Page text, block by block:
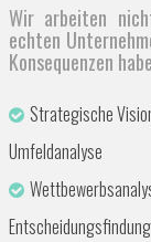
Wir arbeiten
echten
Konsequenzen
Strategische
Umfeldanalyse
Entscheidungsfindung